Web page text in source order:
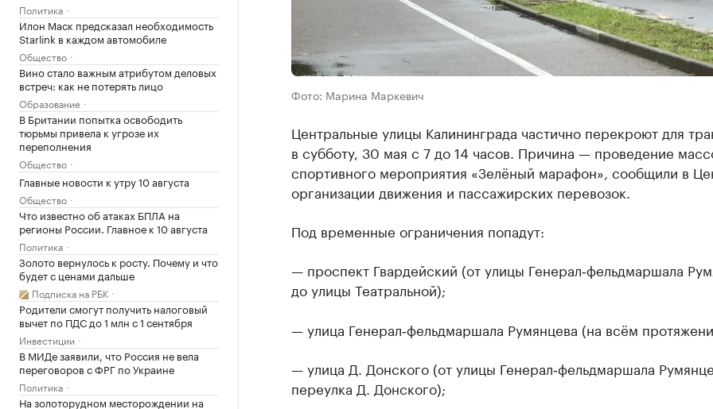
Политика
Илон Маск предсказал необходимость
Starlink в каждом автомобиле
Общество
Вино стало важным атрибутом деловых
встреч: как не потерять лицо
Образование
В Британии попытка освободить
тюрьмы привела к угрозе их
переполнения
Общество
Главные новости к утру 10 августа
Общество
Что известно об атаках БПЛА на
регионы России. Главное к 10 августа
Политика
Золото вернулось к росту. Почему и что
будет с ценами дальше
Подписка на РБК
Родители смогут получить налоговый
вычет по ПДС до 1 млн с 1 сентября
Инвестиции
В МИДе заявили, что Россия не вела
переговоров с ФРГ по Украине
Политика
На золоторудном месторождении на
Фото: Марина Маркевич
Центральные улицы Калининграда частично перекроют для
в субботу, 30 мая с 7 до 14 часов. Причина — проведение
спортивного мероприятия «Зелёный марафон», сообщили в
организации движения и пассажирских перевозок.
Под временные ограничения попадут:
— проспект Гвардейский (от улицы Генерал‑фельдмаршала
до улицы Театральной);
— улица Генерал‑фельдмаршала Румянцева (на всём
— улица Д. Донского (от улицы Генерал‑фельдмаршала
переулка Д. Донского);